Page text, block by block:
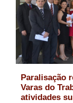
Paralisação
Varas do
atividades